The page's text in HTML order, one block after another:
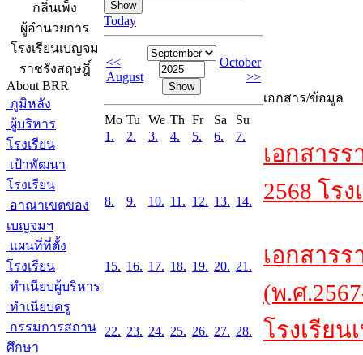
กลิ่นเพ็ง
ผู้อำนวยการ
โรงเรียนเบญจม
ราชรังสฤษฎิ์
About BRR
ภูมิหลัง
ผู้บริหาร
โรงเรียน
เป้าพัฒนา
โรงเรียน
อาณาเขตของ
เบญจมฯ
แผนที่ที่ตั้ง
โรงเรียน
ทำเนียบผู้บริหาร
ทำเนียบครู
กรรมการสถาน
ศึกษา
Today
<<
August
October
>>
Mo Tu We Th Fr Sa
Su
1.
2. 3. 4. 5. 6. 7.
8. 9. 10. 11. 12. 13. 14.
15. 16. 17. 18. 19. 20. 21.
22. 23. 24. 25. 26. 27. 28.
เอกสาร/ข้อมูล
เอกสาร
2568 โร
เอกสาร
(พ.ศ
โรงเรีย